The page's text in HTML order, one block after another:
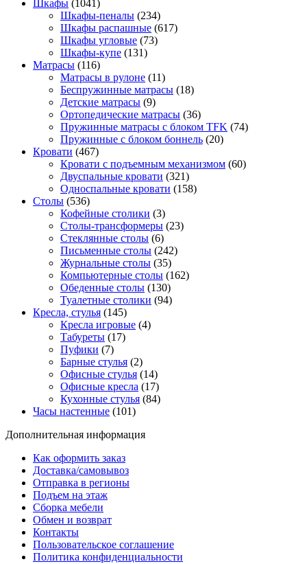
Шкафы (1041)
Шкафы-пеналы (234)
Шкафы распашные (617)
Шкафы угловые (73)
Шкафы-купе (131)
Матрасы (116)
Матрасы в рулоне (11)
Беспружинные матрасы (18)
Детские матрасы (9)
Ортопедические матрасы (36)
Пружинные матрасы с блоком TFK (74)
Пружинные с блоком боннель (20)
Кровати (467)
Кровати с подъемным механизмом (60)
Двуспальные кровати (321)
Односпальные кровати (158)
Столы (536)
Кофейные столики (3)
Столы-трансформеры (23)
Стеклянные столы (6)
Письменные столы (242)
Журнальные столы (35)
Компьютерные столы (162)
Обеденные столы (130)
Туалетные столики (94)
Кресла, стулья (145)
Кресла игровые (4)
Табуреты (17)
Пуфики (7)
Барные стулья (2)
Офисные стулья (14)
Офисные кресла (17)
Кухонные стулья (84)
Часы настенные (101)
Дополнительная информация
Как оформить заказ
Доставка/самовывоз
Отправка в регионы
Подъем на этаж
Сборка мебели
Обмен и возврат
Контакты
Пользовательское соглашение
Политика конфиденциальности